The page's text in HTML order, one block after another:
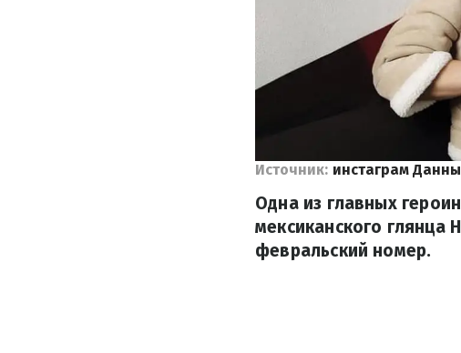
Источник: инстаграм
Одна из главных
мексиканского глянца
февральский номер.